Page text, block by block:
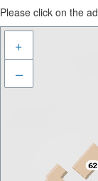
Please click on the
+
–